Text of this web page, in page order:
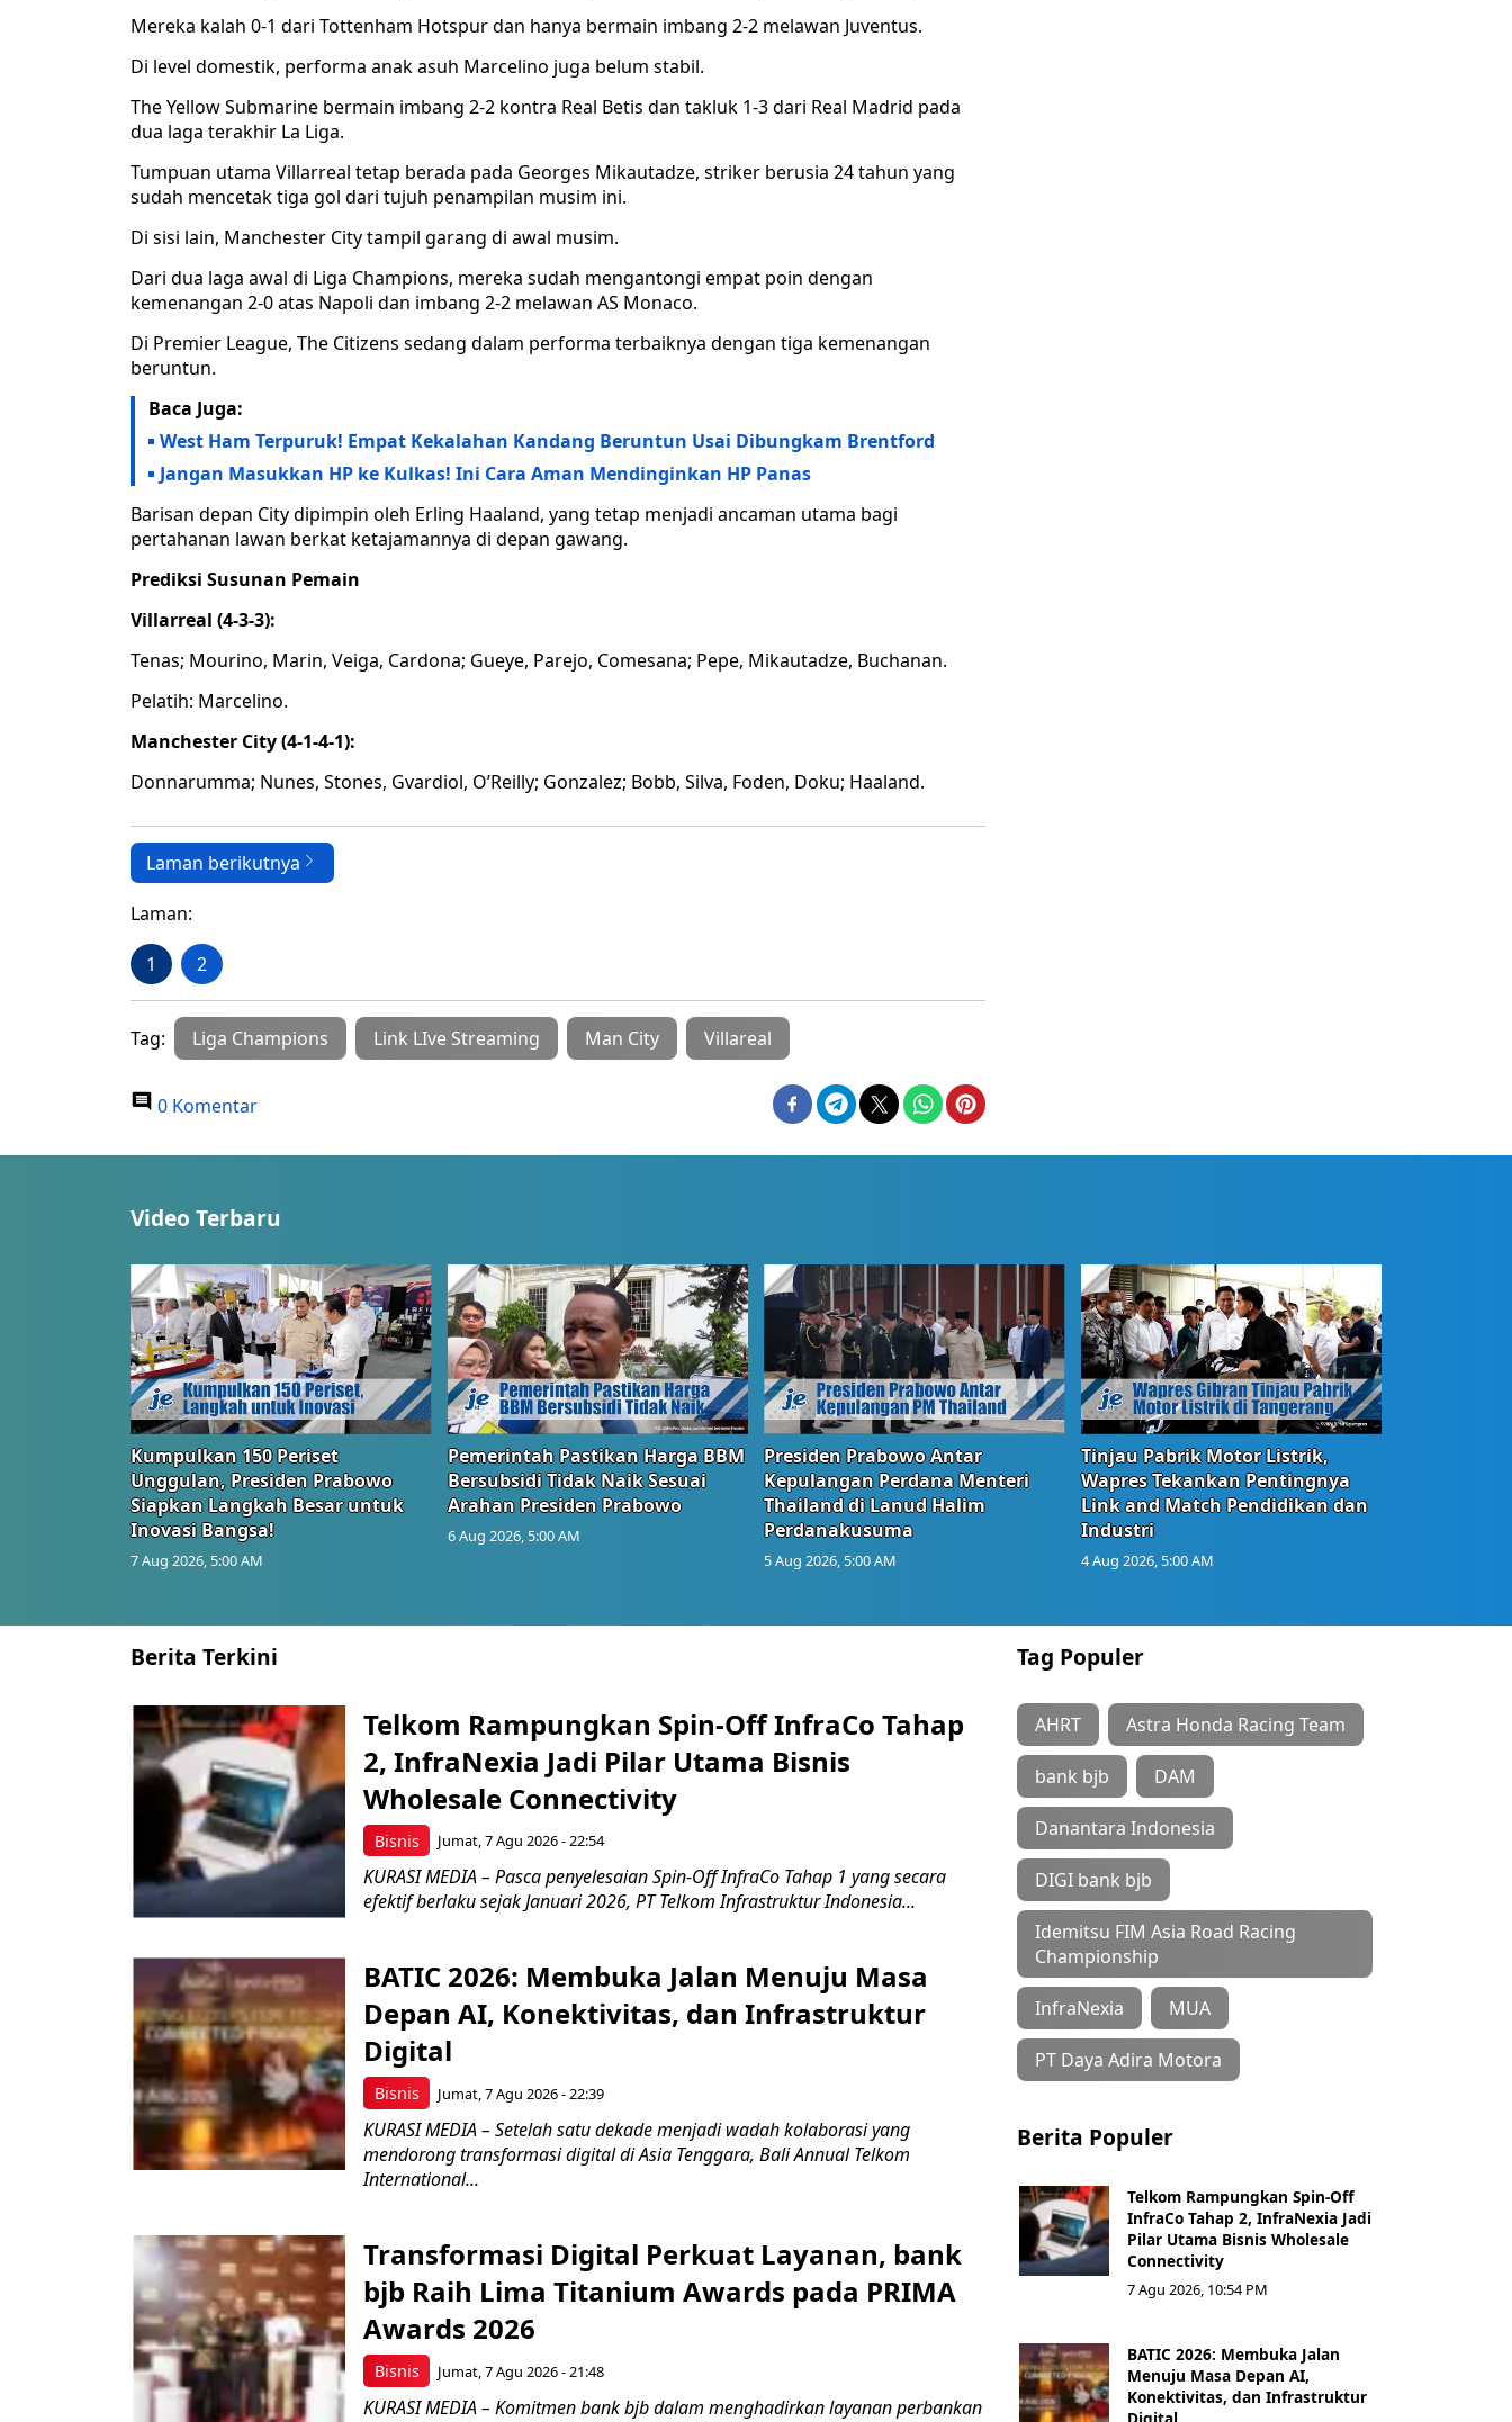
Mereka kalah 0-1 dari Tottenham Hotspur dan hanya bermain imbang 2-2 melawan Juventus.
Di level domestik, performa anak asuh Marcelino juga belum stabil.
The Yellow Submarine bermain imbang 2-2 kontra Real Betis dan takluk 1-3 dari Real Madrid pada
dua laga terakhir La Liga.
Tumpuan utama Villarreal tetap berada pada Georges Mikautadze, striker berusia 24 tahun yang
sudah mencetak tiga gol dari tujuh penampilan musim ini.
Di sisi lain, Manchester City tampil garang di awal musim.
Dari dua laga awal di Liga Champions, mereka sudah mengantongi empat poin dengan
kemenangan 2-0 atas Napoli dan imbang 2-2 melawan AS Monaco.
Di Premier League, The Citizens sedang dalam performa terbaiknya dengan tiga kemenangan
beruntun.
Baca Juga:
West Ham Terpuruk! Empat Kekalahan Kandang Beruntun Usai Dibungkam Brentford
Jangan Masukkan HP ke Kulkas! Ini Cara Aman Mendinginkan HP Panas
Barisan depan City dipimpin oleh Erling Haaland, yang tetap menjadi ancaman utama bagi
pertahanan lawan berkat ketajamannya di depan gawang.
Prediksi Susunan Pemain
Villarreal (4-3-3):
Tenas; Mourino, Marin, Veiga, Cardona; Gueye, Parejo, Comesana; Pepe, Mikautadze, Buchanan.
Pelatih: Marcelino.
Manchester City (4-1-4-1):
Donnarumma; Nunes, Stones, Gvardiol, O’Reilly; Gonzalez; Bobb, Silva, Foden, Doku; Haaland.
Laman berikutnya
Laman:
1 2
Tag: Liga Champions Link LIve Streaming Man City Villareal
0 Komentar
Video Terbaru
Kumpulkan 150 Periset
Unggulan, Presiden Prabowo
Siapkan Langkah Besar untuk
Inovasi Bangsa!
7 Aug 2026, 5:00 AM
Pemerintah Pastikan Harga BBM
Bersubsidi Tidak Naik Sesuai
Arahan Presiden Prabowo
6 Aug 2026, 5:00 AM
Presiden Prabowo Antar
Kepulangan Perdana Menteri
Thailand di Lanud Halim
Perdanakusuma
5 Aug 2026, 5:00 AM
Tinjau Pabrik Motor Listrik,
Wapres Tekankan Pentingnya
Link and Match Pendidikan dan
Industri
4 Aug 2026, 5:00 AM
Berita Terkini
Bisnis
Telkom Rampungkan Spin-Off InfraCo Tahap
2, InfraNexia Jadi Pilar Utama Bisnis
Wholesale Connectivity
Jumat, 7 Agu 2026 - 22:54
KURASI MEDIA – Pasca penyelesaian Spin-Off InfraCo Tahap 1 yang secara
efektif berlaku sejak Januari 2026, PT Telkom Infrastruktur Indonesia...
Bisnis
BATIC 2026: Membuka Jalan Menuju Masa
Depan AI, Konektivitas, dan Infrastruktur
Digital
Jumat, 7 Agu 2026 - 22:39
KURASI MEDIA – Setelah satu dekade menjadi wadah kolaborasi yang
mendorong transformasi digital di Asia Tenggara, Bali Annual Telkom
International...
Bisnis
Transformasi Digital Perkuat Layanan, bank
bjb Raih Lima Titanium Awards pada PRIMA
Awards 2026
Jumat, 7 Agu 2026 - 21:48
KURASI MEDIA – Komitmen bank bjb dalam menghadirkan layanan perbankan
Tag Populer
AHRT Astra Honda Racing Team
bank bjb DAM
Danantara Indonesia
DIGI bank bjb
Idemitsu FIM Asia Road Racing
Championship
InfraNexia MUA
PT Daya Adira Motora
Berita Populer
Telkom Rampungkan Spin-Off
InfraCo Tahap 2, InfraNexia Jadi
Pilar Utama Bisnis Wholesale
Connectivity
7 Agu 2026, 10:54 PM
BATIC 2026: Membuka Jalan
Menuju Masa Depan AI,
Konektivitas, dan Infrastruktur